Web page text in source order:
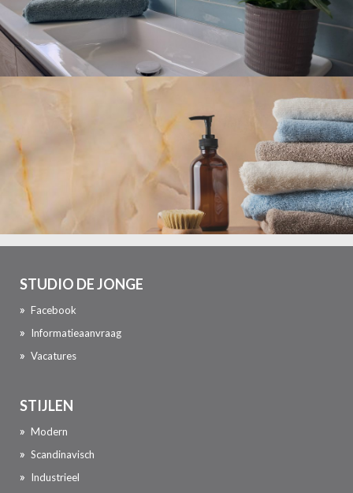
STUDIO DE JONGE
Facebook
Informatieaanvraag
Vacatures
STIJLEN
Modern
Scandinavisch
Industrieel